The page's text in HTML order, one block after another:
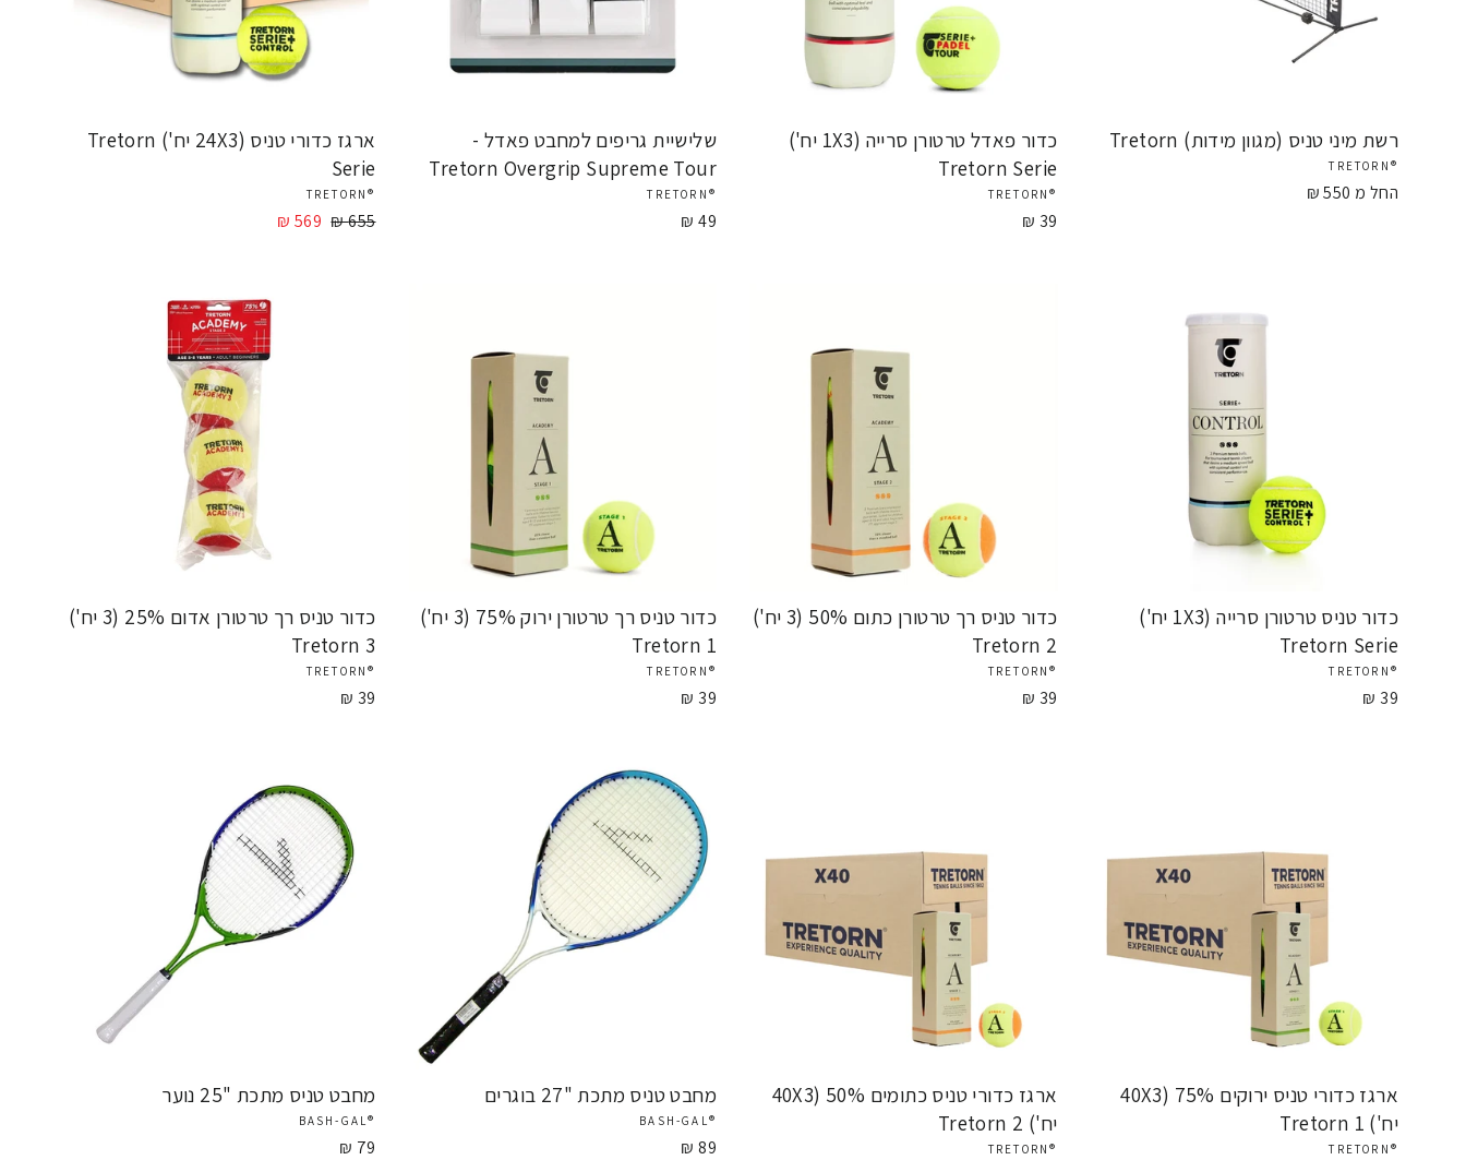
רשת מיני טניס (מגוון מידות) Tretorn
®TRETORN
החל מ 550 ₪
כדור פאדל טרטורן סרייה (1X3 יח')
Tretorn Serie
®TRETORN
39 ₪
שלישיית גריפים למחבט פאדל -
Tretorn Overgrip Supreme Tour
®TRETORN
49 ₪
ארגז כדורי טניס (24X3 יח') Tretorn
Serie
®TRETORN
מחיר
655 ₪
מחיר
569 ₪
כדור טניס טרטורן סרייה (1X3 יח')
Tretorn Serie
®TRETORN
39 ₪
כדור טניס רך טרטורן כתום 50% (3 יח')
Tretorn 2
®TRETORN
39 ₪
כדור טניס רך טרטורן ירוק 75% (3 יח')
Tretorn 1
®TRETORN
39 ₪
כדור טניס רך טרטורן אדום 25% (3 יח')
Tretorn 3
®TRETORN
39 ₪
ארגז כדורי טניס ירוקים 75% (40X3
יח') Tretorn 1
®TRETORN
ארגז כדורי טניס כתומים 50% (40X3
יח') Tretorn 2
®TRETORN
מחבט טניס מתכת "27 בוגרים
®BASH-GAL
89 ₪
מחבט טניס מתכת "25 נוער
®BASH-GAL
79 ₪